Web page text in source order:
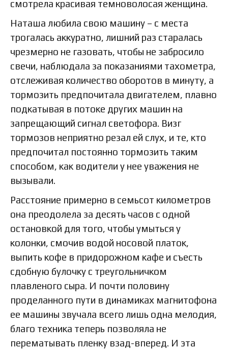
смотрела красивая темноволосая женщина.
Наташа любила свою машину – с места
трогалась аккуратно, лишний раз старалась
чрезмерно не газовать, чтобы не забросило
свечи, наблюдала за показаниями тахометра,
отслеживая количество оборотов в минуту, а
тормозить предпочитала двигателем, плавно
подкатывая в потоке других машин на
запрещающий сигнал светофора. Визг
тормозов неприятно резал ей слух, и те, кто
предпочитал постоянно тормозить таким
способом, как водители у нее уважения не
вызывали.
Расстояние примерно в семьсот километров
она преодолела за десять часов с одной
остановкой для того, чтобы умыться у
колонки, смочив водой носовой платок,
выпить кофе в придорожном кафе и съесть
сдобную булочку с треугольничком
плавленого сыра. И почти половину
проделанного пути в динамиках магнитофона
ее машины звучала всего лишь одна мелодия,
благо техника теперь позволяла не
перематывать пленку взад-вперед. И эта